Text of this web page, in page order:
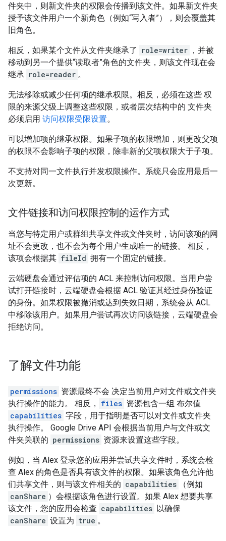
件夹中，则新文件夹的权限会传播到该文件。如果新文件夹
授予该文件用户一个新角色（例如“写入者”），则会覆盖其
旧角色。
相反，如果某个文件从文件夹继承了 role=writer ，并被
移动到另一个提供“读取者”角色的文件夹，则该文件现在会
继承 role=reader 。
无法移除或减少任何项的继承权限。相反，必须在这些 权
限的来源父级上调整这些权限，或者层次结构中的 文件夹
必须启用 访问权限受限设置。
可以增加项的继承权限。如果子项的权限增加，则更改父项
的权限不会影响子项的权限，除非新的父项权限大于子项。
不支持对同一文件执行并发权限操作。系统只会应用最后一
次更新。
文件链接和访问权限控制的运作方式
当您与特定用户或群组共享文件或文件夹时，访问该项的网
址不会更改，也不会为每个用户生成唯一的链接。 相反，
该项会根据其 fileId 拥有一个固定的链接。
云端硬盘会通过评估项的 ACL 来控制访问权限。当用户尝
试打开链接时，云端硬盘会根据 ACL 验证其经过身份验证
的身份。如果权限被撤消或达到失效日期，系统会从 ACL
中移除该用户。如果用户尝试再次访问该链接，云端硬盘会
拒绝访问。
了解文件功能
permissions 资源最终不会 决定当前用户对文件或文件夹
执行操作的能力。 相反，
files 资源包含一组 布尔值
capabilities 字段，用于指明是否可以对文件或文件夹
执行操作。 Google Drive API 会根据当前用户与文件或文
件夹关联的 permissions 资源来设置这些字段。
例如，当 Alex 登录您的应用并尝试共享文件时，系统会检
查 Alex 的角色是否具有该文件的权限。如果该角色允许他
们共享文件，则与该文件相关的 capabilities
（例如
canShare ）会根据该角色进行设置。如果 Alex 想要共享
该文件，您的应用会检查 capabilities 以确保
canShare 设置为 true 。